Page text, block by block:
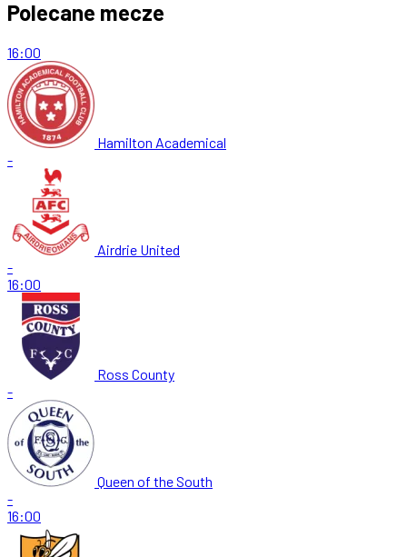
Polecane mecze
16:00
Hamilton Academical
-
Airdrie United
-
16:00
Ross County
-
Queen of the South
-
16:00